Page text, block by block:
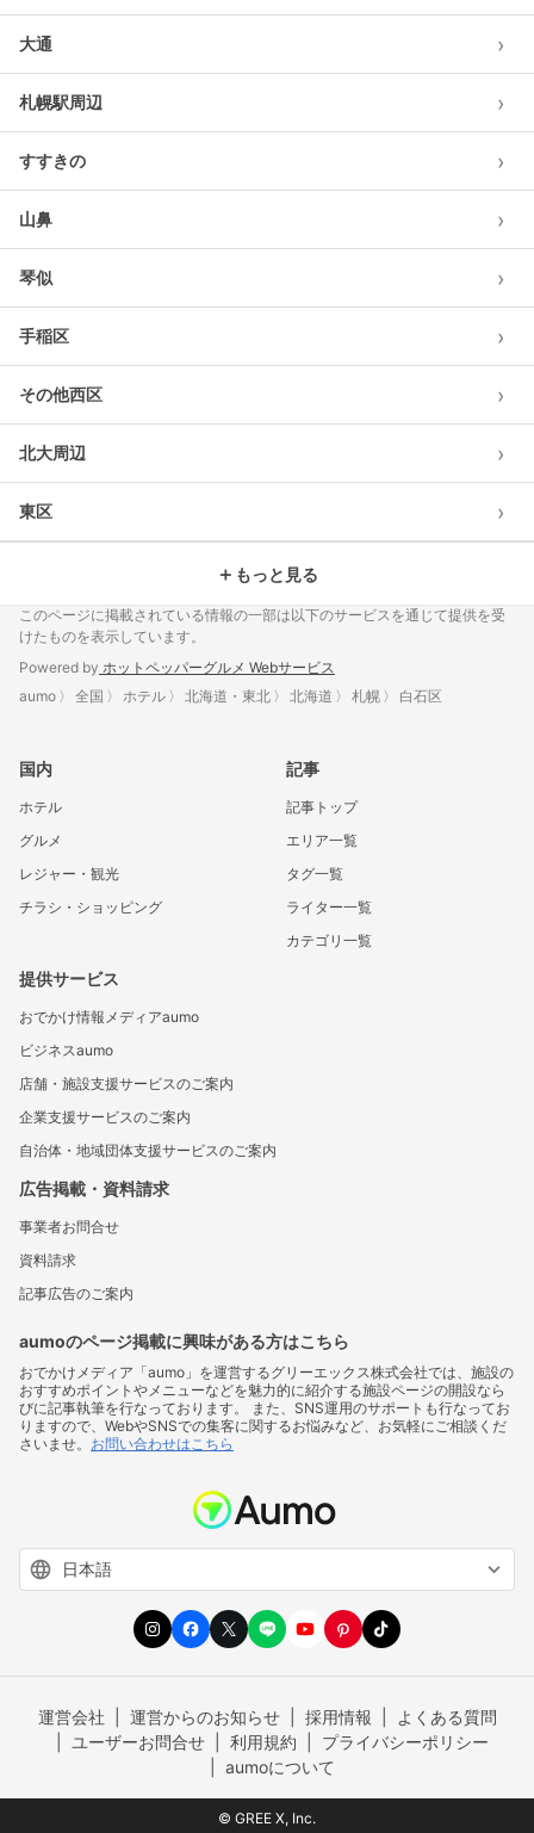
大通 ›
札幌駅周辺 ›
すすきの ›
山鼻 ›
琴似 ›
手稲区 ›
その他西区 ›
北大周辺 ›
東区 ›
＋ もっと見る
このページに掲載されている情報の一部は以下のサービスを通じて提供を受
けたものを表示しています。
Powered by ホットペッパーグルメ Webサービス
aumo
全国 ホテル 北海道・東北 北海道 札幌 白石区
国内
ホテル
グルメ
レジャー・観光
チラシ・ショッピング
記事
記事トップ
エリア一覧
タグ一覧
ライター一覧
カテゴリ一覧
提供サービス
おでかけ情報メディアaumo
ビジネスaumo
店舗・施設支援サービスのご案内
企業支援サービスのご案内
自治体・地域団体支援サービスのご案内
広告掲載・資料請求
事業者お問合せ
資料請求
記事広告のご案内
aumoのページ掲載に興味がある方はこちら
おでかけメディア「aumo」を運営するグリーエックス株式会社では、施設の
おすすめポイントやメニューなどを魅力的に紹介する施設ページの開設なら
びに記事執筆を行なっております。 また、SNS運用のサポートも行なってお
りますので、WebやSNSでの集客に関するお悩みなど、お気軽にご相談くだ
さいませ。 お問い合わせはこちら
運営会社 運営からのお知らせ 採用情報
よくある質問
ユーザーお問合せ
利用規約
プライバシーポリシー
aumoについて
© GREE X, Inc.